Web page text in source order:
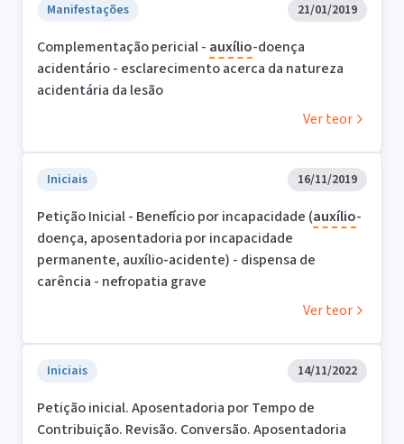
Manifestações 21/01/2019
Complementação pericial - auxílio-doença
acidentário - esclarecimento acerca da natureza
acidentária da lesão
Ver teor
Iniciais 16/11/2019
Petição Inicial - Benefício por incapacidade (auxílio-
doença, aposentadoria por incapacidade
permanente, auxílio-acidente) - dispensa de
carência - nefropatia grave
Ver teor
Iniciais 14/11/2022
Petição inicial. Aposentadoria por Tempo de
Contribuição. Revisão. Conversão. Aposentadoria